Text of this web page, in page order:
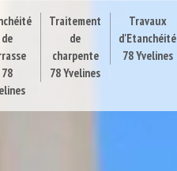
de
78
Traitement
de
charpente
78 Yvelines
Travaux
d'Etanchéité
78 Yvelines